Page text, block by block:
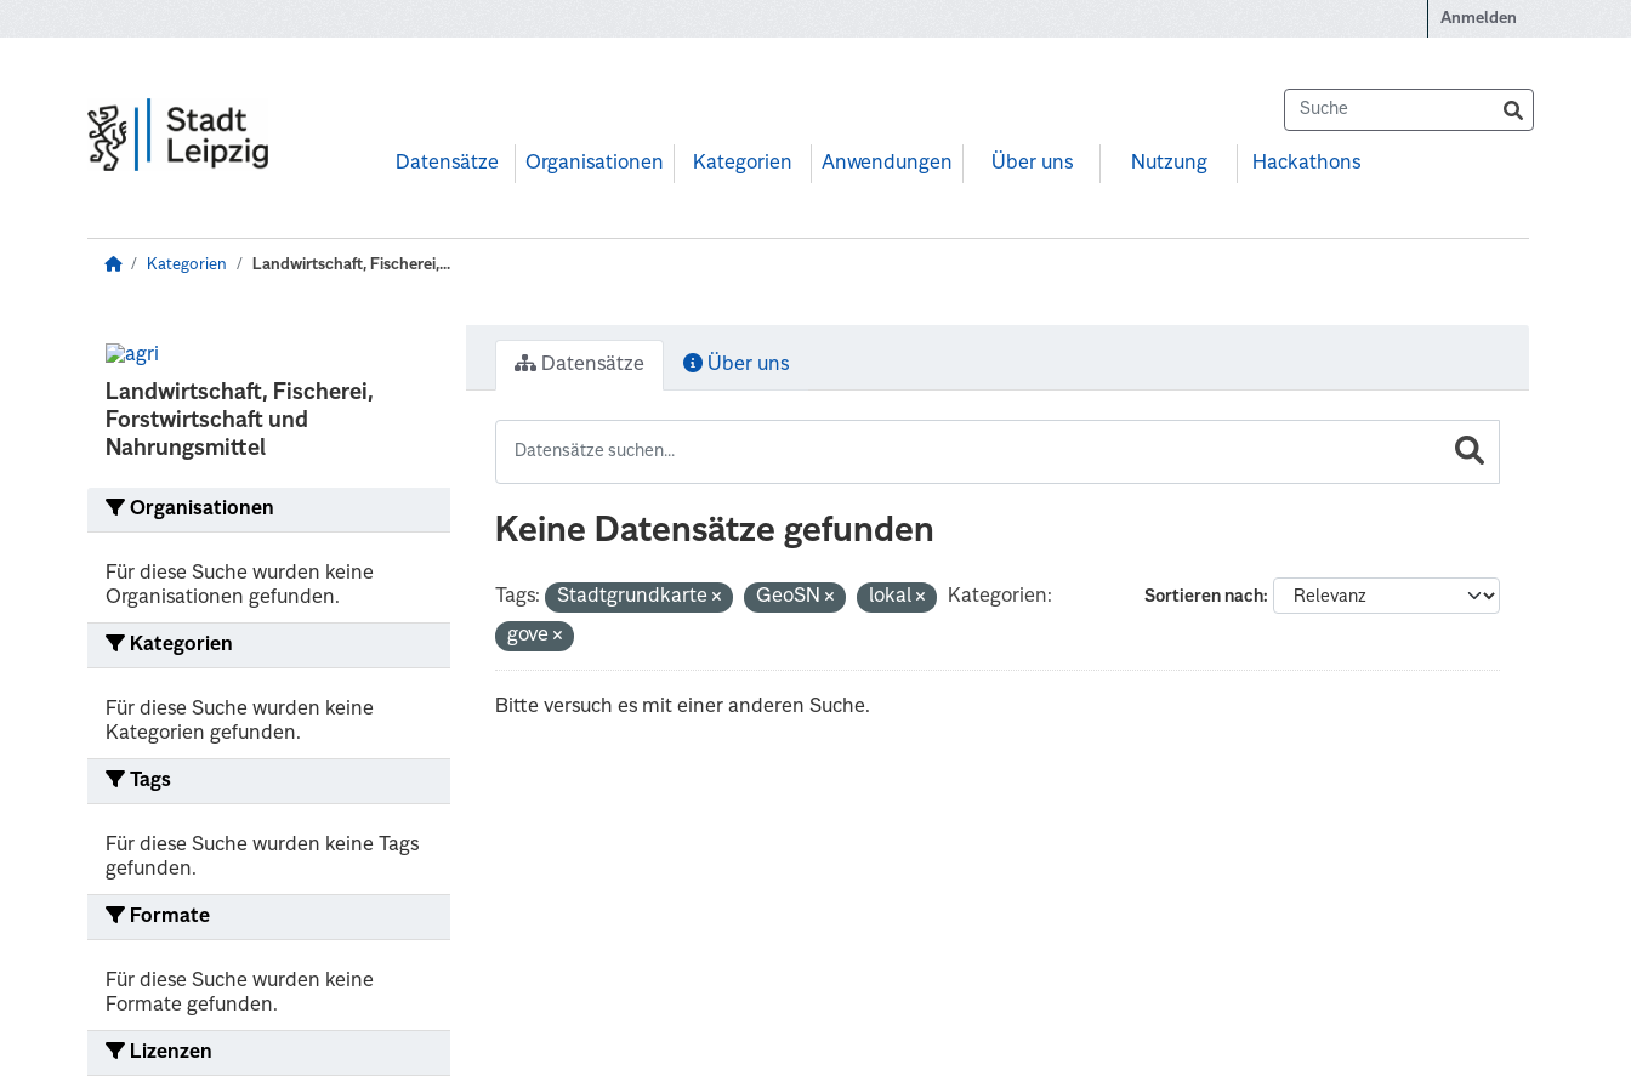
Anmelden
Datensätze Organisationen Kategorien Anwendungen Über uns Nutzung Hackathons
Kategorien Landwirtschaft, Fischerei,...
Landwirtschaft, Fischerei,
Forstwirtschaft und
Nahrungsmittel
Organisationen
Für diese Suche wurden keine
Organisationen gefunden.
Kategorien
Für diese Suche wurden keine
Kategorien gefunden.
Tags
Für diese Suche wurden keine Tags
gefunden.
Formate
Für diese Suche wurden keine
Formate gefunden.
Lizenzen
Datensätze Über uns
Keine Datensätze gefunden
Sortieren nach
Tags: Stadtgrundkarte GeoSN lokal
Kategorien:
gove
Bitte versuch es mit einer anderen Suche.